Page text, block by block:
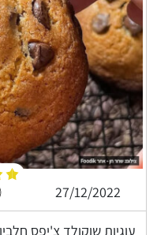
27/12/2022